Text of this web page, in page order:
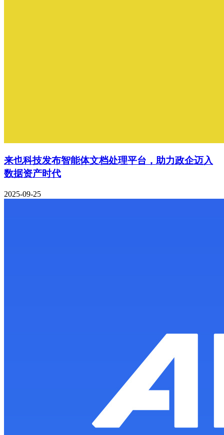
来也科技发布智能体文档处理平台，助力政企迈入
数据资产时代
2025-09-25